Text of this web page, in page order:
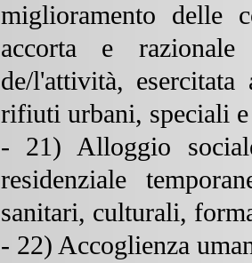
miglioramento delle
accorta e
de/l'attività,
rifiuti urbani, speciali
- 21) Alloggio
residenziale
sanitari, culturali,
- 22) Accoglienza